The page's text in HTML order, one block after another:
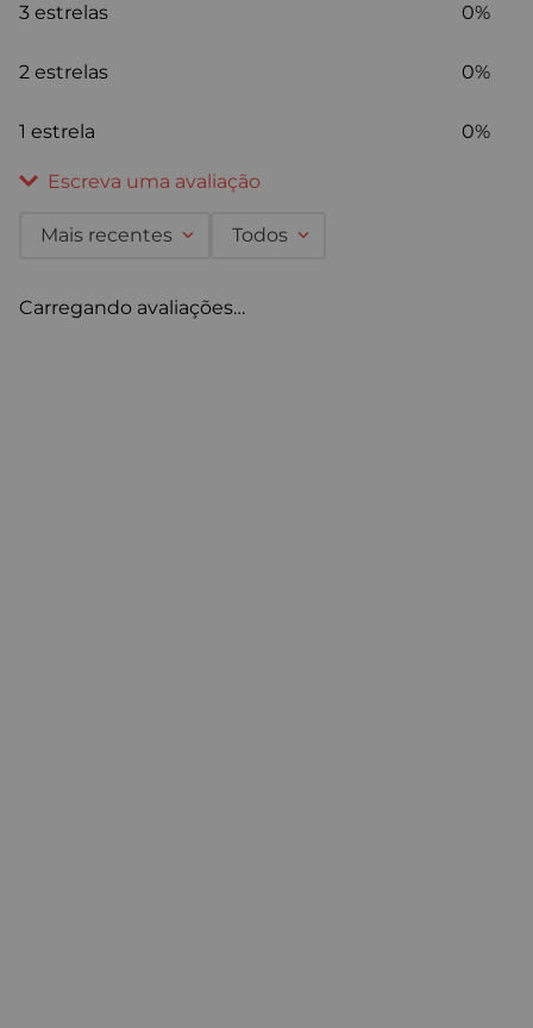
3 estrelas 0%
2 estrelas 0%
1 estrela 0%
Escreva uma avaliação
Título
Mais recentes Todos
Carregando avaliações…